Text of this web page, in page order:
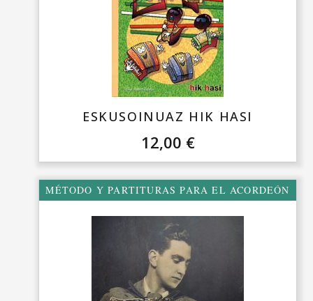
ESKUSOINUAZ HIK HASI
12,00 €
MÉTODO Y PARTITURAS PARA EL ACORDEÓN